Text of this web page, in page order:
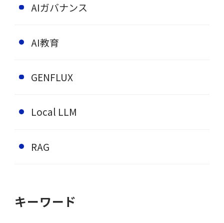
AIガバナンス
AI教育
GENFLUX
Local LLM
RAG
キーワード